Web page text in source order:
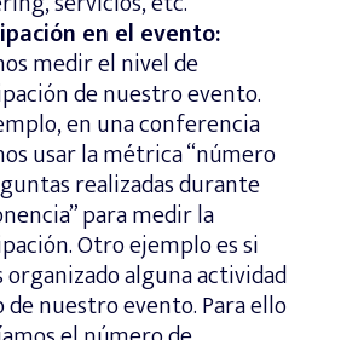
en el evento:
medir el nivel de
de nuestro evento.
en una conferencia
usar la métrica “número
realizadas durante
para medir la
Otro ejemplo es si
organizado alguna actividad
nuestro evento. Para ello